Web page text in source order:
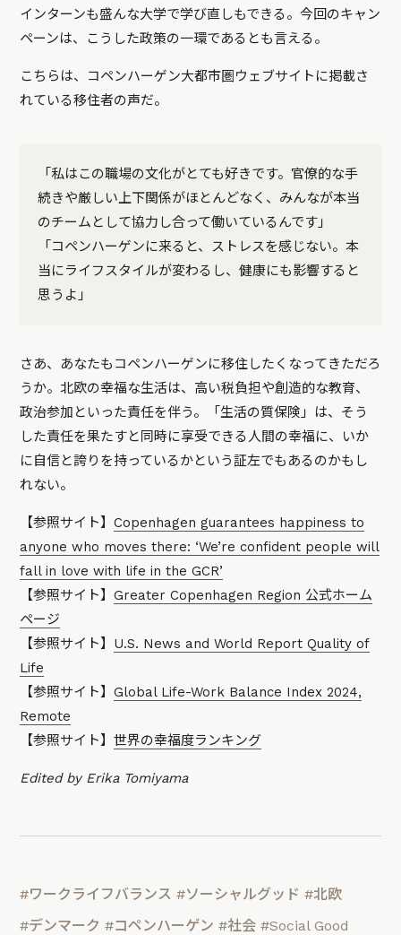
インターンも盛んな大学で学び直しもできる。今回のキャン
ペーンは、こうした政策の一環であるとも言える。
こちらは、コペンハーゲン大都市圏ウェブサイトに掲載さ
れている移住者の声だ。
「私はこの職場の文化がとても好きです。官僚的な手
続きや厳しい上下関係がほとんどなく、みんなが本当
のチームとして協力し合って働いているんです」
「コペンハーゲンに来ると、ストレスを感じない。本
当にライフスタイルが変わるし、健康にも影響すると
思うよ」
さあ、あなたもコペンハーゲンに移住したくなってきただろ
うか。北欧の幸福な生活は、高い税負担や創造的な教育、
政治参加といった責任を伴う。「生活の質保険」は、そう
した責任を果たすと同時に享受できる人間の幸福に、いか
に自信と誇りを持っているかという証左でもあるのかもし
れない。
【参照サイト】Copenhagen guarantees happiness to
anyone who moves there: ‘We’re confident people will
fall in love with life in the GCR’
【参照サイト】Greater Copenhagen Region 公式ホーム
ページ
【参照サイト】 U.S. News and World Report Quality of
Life
【参照サイト】Global Life-Work Balance Index 2024,
Remote
【参照サイト】世界の幸福度ランキング
Edited by Erika Tomiyama
#ワークライフバランス #ソーシャルグッド #北欧
#デンマーク #コペンハーゲン #社会 #Social Good